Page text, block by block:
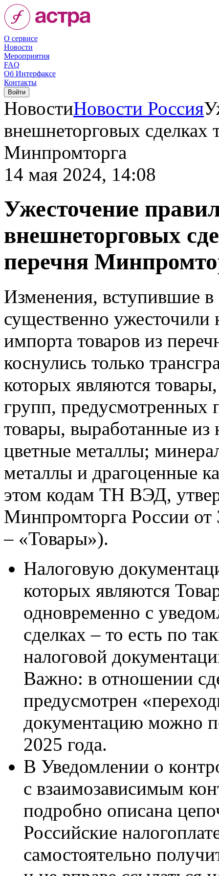
О сервисе
Новости
Мероприятия
FAQ
Об Интерфаксе
Контакты
НовостиНовости Россия
внешнеторговых сделках
Минпромторга
14 мая 2024, 14:08
Ужесточение
внешнеторговых
перечня
Изменения, вступившие в
существенно ужесточили
импорта товаров из
коснулись только
которых являются
групп,
товары, выработанные
цветные металлы;
металлы и драгоценные
этом кодам ТН ВЭД,
Минпромторга России от
– «Товары»).
Налоговую
которых являются
одновременно с
сделках – то есть по
налоговой
Важно: в отношении
предусмотрен
документацию можно
2025 года.
В Уведомлении о
с взаимозависимым
подробно описана
Российские
самостоятельно